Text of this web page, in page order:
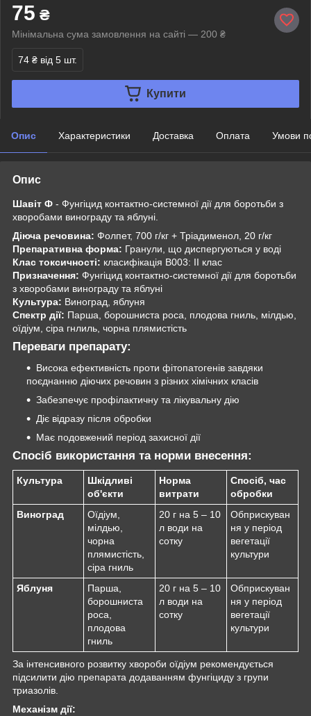
75 ₴
Мінімальна сума замовлення на сайті — 200 ₴
74 ₴ від 5 шт.
Купити
Опис Характеристики Доставка Оплата Умови
Опис
Шавіт Ф - Фунгіцид контактно-системної дії для боротьби з
хворобами винограду та яблуні.
Діюча речовина: Фолпет, 700 г/кг + Тріадименол, 20 г/кг
Препаративна форма: Гранули, що диспергуються у воді
Клас токсичності: класифікація В003: ІІ клас
Призначення: Фунгіцид контактно-системної дії для боротьби
з хворобами винограду та яблуні
Культура: Виноград, яблуня
Спектр дії: Парша, борошниста роса, плодова гниль, мілдью,
оїдіум, сіра гнлиль, чорна плямистість
Переваги препарату:
Висока ефективність проти фітопатогенів завдяки
поєднанню діючих речовин з різних хімічних класів
Забезпечує профілактичну та лікувальну дію
Діє відразу після обробки
Має подовжений період захисної дії
Спосіб використання та норми внесення:
Культура
Шкідливі
об'єкти
Норма
витрати
Спосіб, час
обробки
Виноград
Оїдіум,
мілдью,
чорна
плямистість,
сіра гниль
20 г на 5 – 10
л води на
сотку
Обприскуван
ня у період
вегетації
культури
Яблуня
Парша,
борошниста
роса,
плодова
гниль
20 г на 5 – 10
л води на
сотку
Обприскуван
ня у період
вегетації
культури
За інтенсивного розвитку хвороби оїдіум рекомендується
підсилити дію препарата додаванням фунгіциду з групи
триазолів.
Механізм дії: